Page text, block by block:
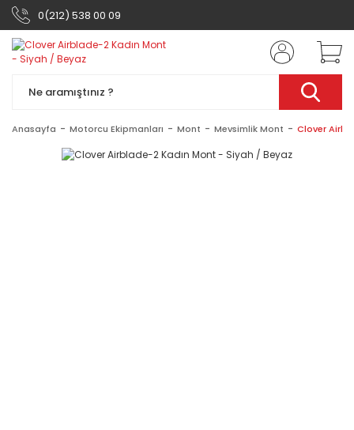
0(212) 538 00 09
Anasayfa Motorcu Ekipmanları Mont Mevsimlik Mont Clover